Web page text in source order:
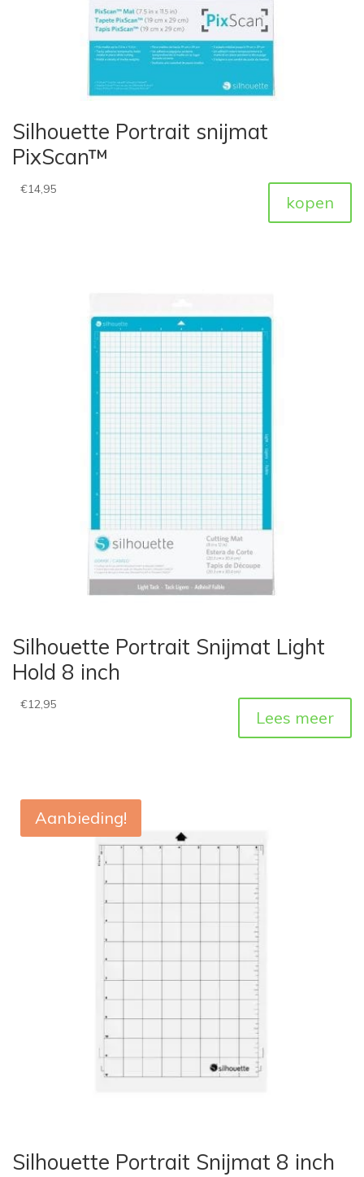
Silhouette Portrait snijmat
PixScan™
€14,95
kopen
Silhouette Portrait Snijmat Light
Hold 8 inch
€12,95
Lees meer
Aanbieding!
Silhouette Portrait Snijmat 8 inch